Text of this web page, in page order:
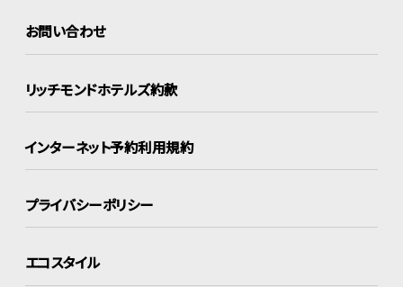
お問い合わせ
リッチモンドホテルズ約款
インターネット予約利用規約
プライバシーポリシー
エコスタイル